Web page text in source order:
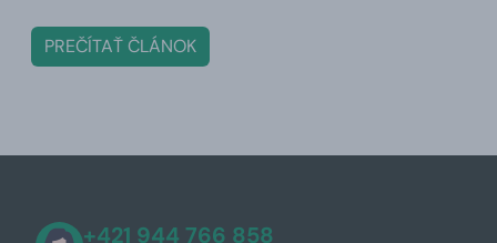
PREČÍTAŤ ČLÁNOK
+421 944 766 858